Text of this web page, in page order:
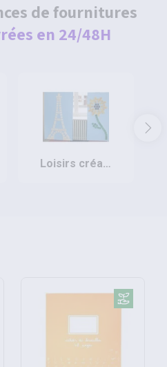
de fournitures
en 24/48H
loisirs créatifs